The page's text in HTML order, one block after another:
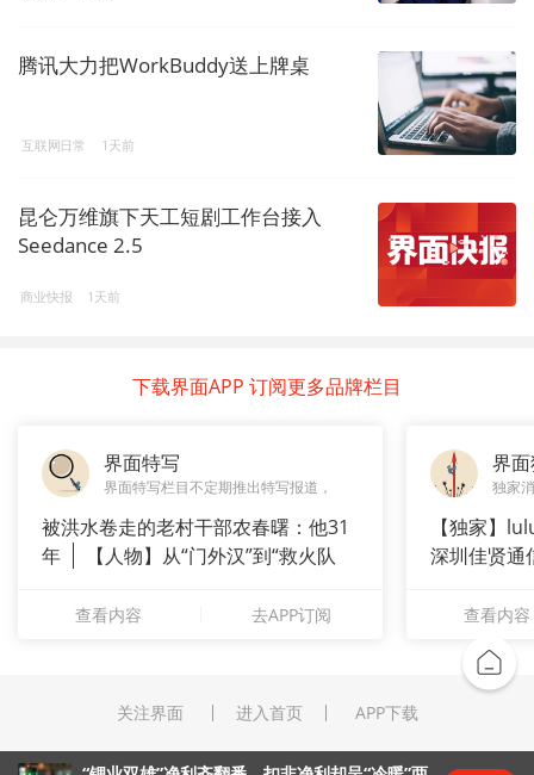
腾讯大力把WorkBuddy送上牌桌
互联网日常 1天前
昆仑万维旗下天工短剧工作台接入
Seedance 2.5
商业快报 1天前
下载界面APP 订阅更多品牌栏目
界面特写
界面特写栏目不定期推出特写报道，
被洪水卷走的老村干部农春曙：他31
年
【人物】从“门外汉”到“救火队
查看内容 去APP订阅
界
独家
【独家】
深圳佳贤通
查看内容
关注界面 进入首页 APP下载